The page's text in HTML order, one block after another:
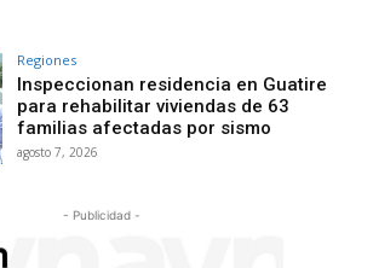
Regiones
Inspeccionan residencia en Guatire
para rehabilitar viviendas de 63
familias afectadas por sismo
agosto 7, 2026
- Publicidad -